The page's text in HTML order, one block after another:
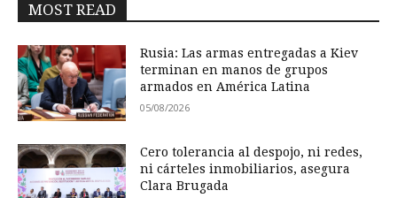
MOST READ
Rusia: Las armas entregadas a Kiev
terminan en manos de grupos
armados en América Latina
05/08/2026
Cero tolerancia al despojo, ni redes,
ni cárteles inmobiliarios, asegura
Clara Brugada